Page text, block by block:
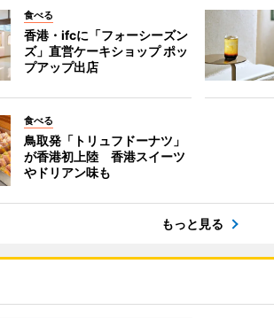
食べる
香港・ifcに「フォーシーズン
ズ」直営ケーキショップ ポッ
プアップ出店
食べる
鳥取発「トリュフドーナツ」
が香港初上陸 香港スイーツ
やドリアン味も
もっと見る